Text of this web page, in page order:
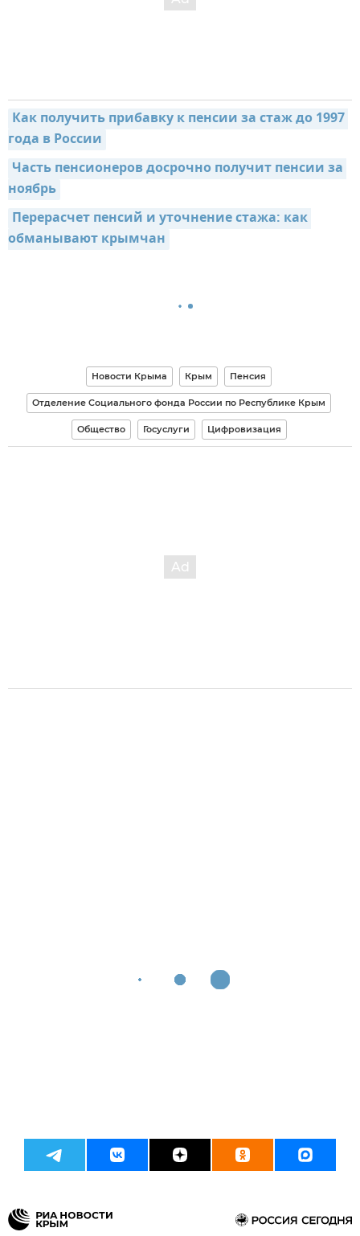
Как получить прибавку к пенсии за стаж до 1997
года в России
Часть пенсионеров досрочно получит пенсии за
ноябрь
Перерасчет пенсий и уточнение стажа: как
обманывают крымчан
Новости Крыма Крым Пенсия
Отделение Социального фонда России по Республике Крым
Общество Госуслуги Цифровизация